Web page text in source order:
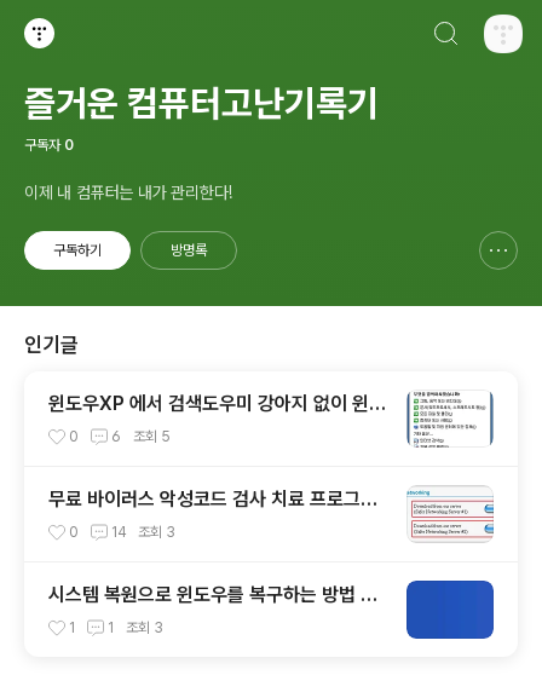
즐거운 컴퓨터고난기록기
구독자 0
이제 내 컴퓨터는 내가 관리한다!
구독하기 방명록
인기글
윈도우XP 에서 검색도우미 강아지 없이 윈도
우2000 스타일로 검색하기
0 6 조회 5
무료 바이러스 악성코드 검사 치료 프로그램
모음
0 14 조회 3
시스템 복원으로 윈도우를 복구하는 방법 초
보자 가이드
1 1 조회 3